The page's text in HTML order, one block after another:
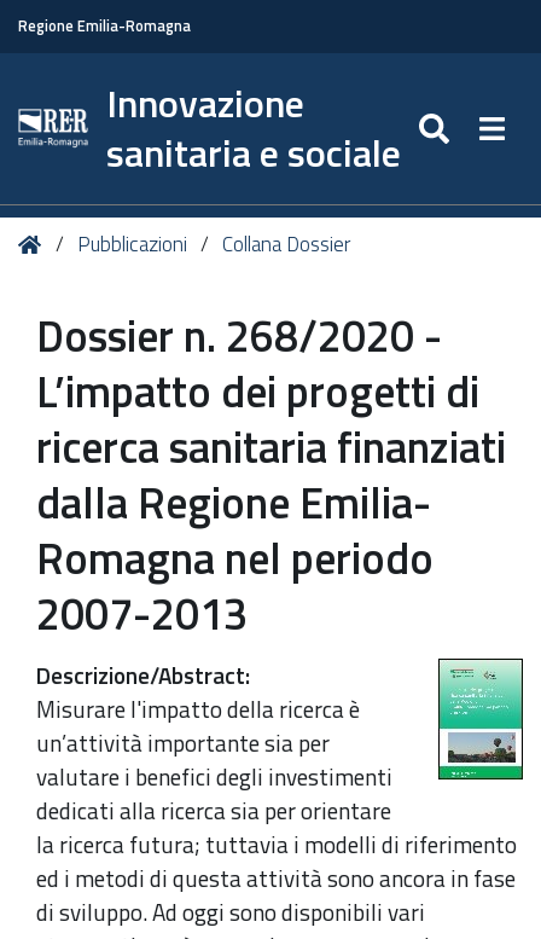
Regione Emilia-Romagna
Innovazione
sanitaria e sociale
Tu HomePubblicazioni Collana Dossier
Dossier n. 268/2020 -
L’impatto dei progetti di
ricerca sanitaria finanziati
dalla Regione Emilia-
Romagna nel periodo
2007-2013
Descrizione/Abstract:
Misurare l'impatto della ricerca è
un’attività importante sia per
valutare i benefici degli investimenti
dedicati alla ricerca sia per orientare
la ricerca futura; tuttavia i modelli di riferimento
ed i metodi di questa attività sono ancora in fase
di sviluppo. Ad oggi sono disponibili vari